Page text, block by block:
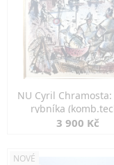
NU Cyril Chramosta:
rybníka
3 900 Kč
NOVÉ